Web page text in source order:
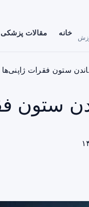
خانه مقالات پزشکی
ستون فقرات ژاپنی‌ها
ستون